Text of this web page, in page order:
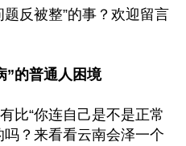
反被整”的事？欢迎留言
”的普通人困境
比“你连自己是不是正常
吗？来看看云南会泽一个